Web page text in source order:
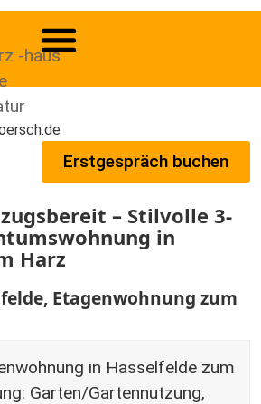
Erstgespräch buchen
– Stilvolle 3-
in
Harz
Etagenwohnung zum
in Hasselfelde zum
Garten/Gartennutzung,